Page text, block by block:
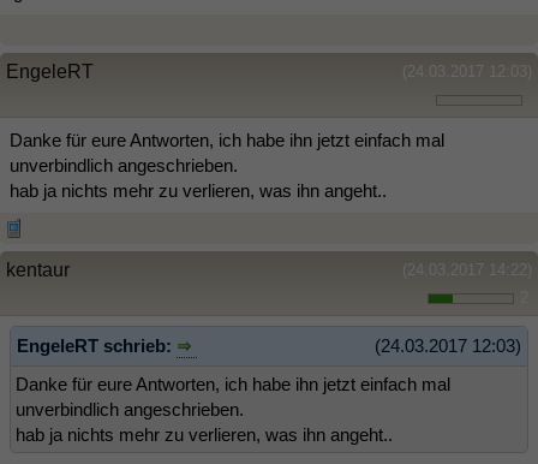
(24.03.2017 12:03)
EngeleRT
Danke für eure Antworten, ich habe ihn jetzt einfach mal
unverbindlich angeschrieben.
hab ja nichts mehr zu verlieren, was ihn angeht..
(24.03.2017 14:22)
kentaur
(24.03.2017 12:03)
EngeleRT schrieb:
Danke für eure Antworten, ich habe ihn jetzt einfach mal
unverbindlich angeschrieben.
hab ja nichts mehr zu verlieren, was ihn angeht..